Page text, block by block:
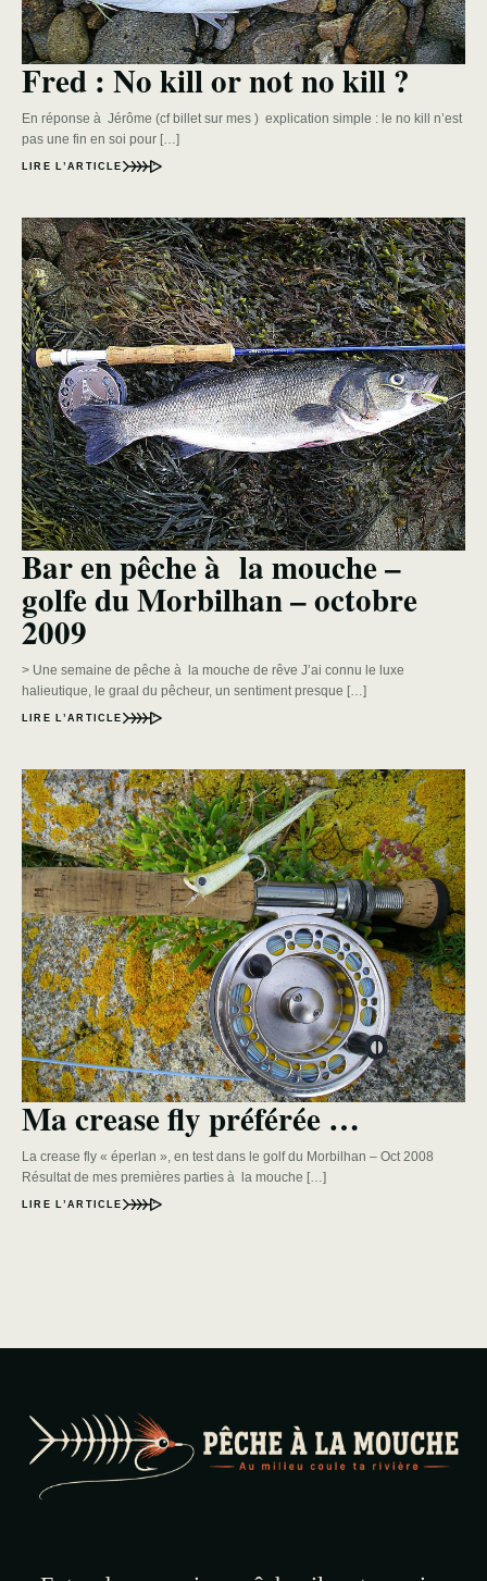
Fred : No kill or not no kill ?
En réponse à Jérôme (cf billet sur mes ) explication simple : le no kill n’est
pas une fin en soi pour […]
LIRE L’ARTICLE
Bar en pêche à la mouche –
golfe du Morbilhan – octobre
2009
> Une semaine de pêche à la mouche de rêve J’ai connu le luxe
halieutique, le graal du pêcheur, un sentiment presque […]
LIRE L’ARTICLE
Ma crease fly préférée …
La crease fly « éperlan », en test dans le golf du Morbilhan – Oct 2008
Résultat de mes premières parties à la mouche […]
LIRE L’ARTICLE